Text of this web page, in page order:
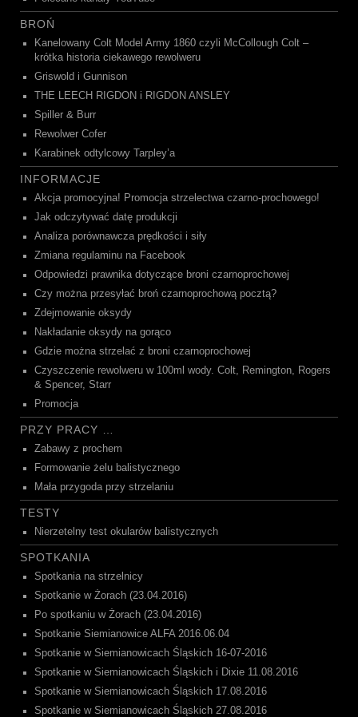
BROŃ
Kanelowany Colt Model Army 1860 czyli McCollough Colt –
krótka historia ciekawego rewolweru
Griswold i Gunnison
THE LEECH RIGDON i RIGDON ANSLEY
Spiller & Burr
Rewolwer Cofer
Karabinek odtylcowy Tarpley’a
INFORMACJE
Akcja promocyjna! Promocja strzelectwa czarno-prochowego!
Jak odczytywać datę produkcji
Analiza porównawcza prędkości i siły
Zmiana regulaminu na Facebook
Odpowiedzi prawnika dotyczące broni czarnoprochowej
Czy można przesyłać broń czarnoprochową pocztą?
Zdejmowanie oksydy
Nakładanie oksydy na gorąco
Gdzie można strzelać z broni czarnoprochowej
Czyszczenie rewolweru w 100ml wody. Colt, Remington, Rogers
& Spencer, Starr
Promocja
PRZY PRACY …
Zabawy z prochem
Formowanie żelu balistycznego
Mała przygoda przy strzelaniu
TESTY
Nierzetelny test okularów balistycznych
SPOTKANIA
Spotkania na strzelnicy
Spotkanie w Żorach (23.04.2016)
Po spotkaniu w Żorach (23.04.2016)
Spotkanie Siemianowice ALFA 2016.06.04
Spotkanie w Siemianowicach Śląskich 16-07-2016
Spotkanie w Siemianowicach Śląskich i Dixie 11.08.2016
Spotkanie w Siemianowicach Śląskich 17.08.2016
Spotkanie w Siemianowicach Śląskich 27.08.2016